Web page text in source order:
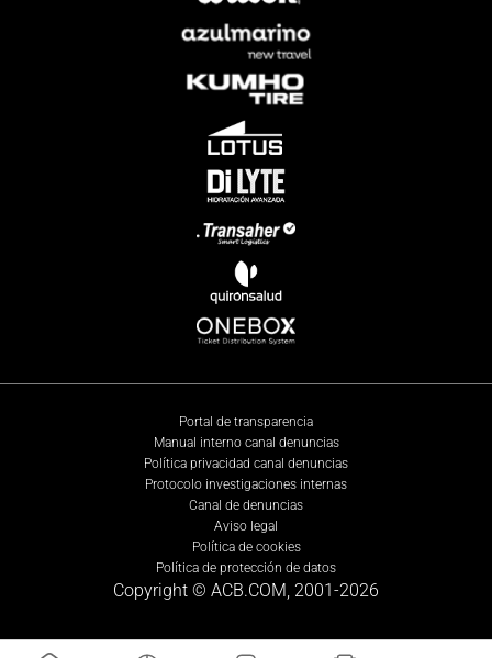
Portal de transparencia
Manual interno canal denuncias
Política privacidad canal denuncias
Protocolo investigaciones internas
Canal de denuncias
Aviso legal
Política de cookies
Política de protección de datos
Copyright © ACB.COM, 2001-2026